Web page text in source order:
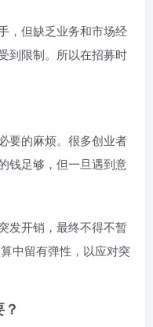
，但缺乏业务和市场经
到限制。所以在招募时
要的麻烦。很多创业者
钱足够，但一旦遇到意
发开销，最终不得不暂
中留有弹性，以应对突